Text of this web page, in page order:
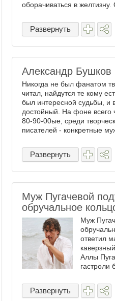
оборачиваться в желтизну.
Развернуть
Александр Бушков
Никогда не был фанатом
читал, найдутся те кому
был интересной судьбы, и
достойный. На фоне всего
80-90-00ые, среди
писателей - конкретные
Развернуть
Муж Пугачевой
обручальное
Муж
ответил
Аллы
гастроли
Фанаты
внимание
на его
Развернуть